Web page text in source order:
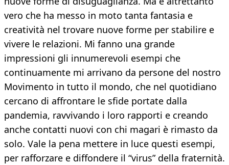
vero che ha messo in moto tanta fantasia e
creatività nel trovare nuove forme per stabilire e
vivere le relazioni. Mi fanno una grande
impressioni gli innumerevoli esempi che
continuamente mi arrivano da persone del nostro
Movimento in tutto il mondo, che nel quotidiano
cercano di affrontare le sfide portate dalla
pandemia, ravvivando i loro rapporti e creando
anche contatti nuovi con chi magari è rimasto da
solo. Vale la pena mettere in luce questi esempi,
per rafforzare e diffondere il “virus” della fraternità.